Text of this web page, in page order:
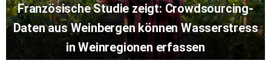
Französische Studie zeigt: Crowdsourcing-
Daten aus Weinbergen können Wasserstress
in Weinregionen erfassen